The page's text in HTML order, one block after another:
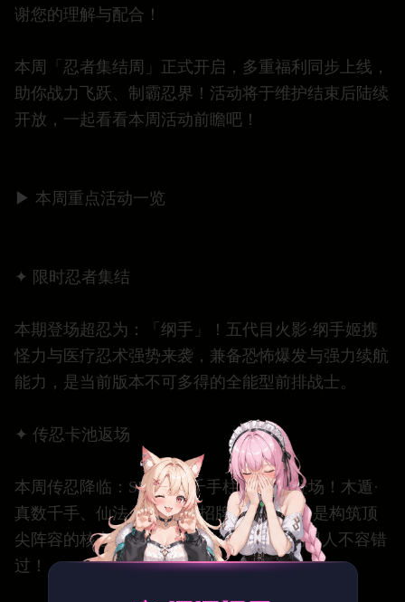
谢您的理解与配合！
本周「忍者集结周」正式开启，多重福利同步上线，
助你战力飞跃、制霸忍界！活动将于维护结束后陆续
开放，一起看看本周活动前瞻吧！
▶ 本周重点活动一览
✦ 限时忍者集结
本期登场超忍为：「纲手」！五代目火影·纲手姬携
怪力与医疗忍术强势来袭，兼备恐怖爆发与强力续航
能力，是当前版本不可多得的全能型前排战士。
✦ 传忍卡池返场
本周传忍降临：SP·仙人·千手柱间 震撼登场！木遁·
真数千手、仙法·明神门等招牌技能再现，是构筑顶
尖阵容的核心战力，被誉为“忍界之神”的男人不容错
过！